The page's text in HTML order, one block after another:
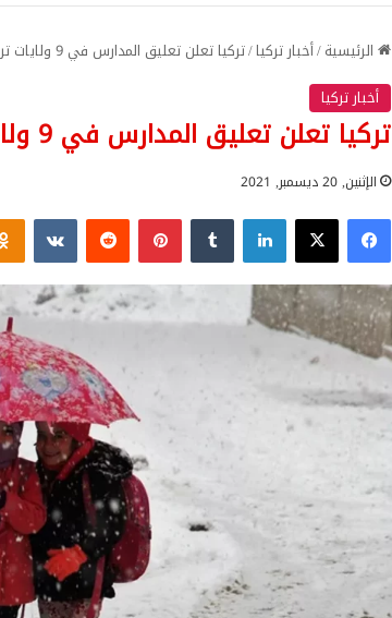
الرئيسية/أخبار تركيا/تركيا تعلن تعليق المدارس في 9 ولايات تركية
أخبار تركيا
تركيا تعلن تعليق المدارس في 9 ولايات تركية
الإثنين, 20 ديسمبر, 2021
فيسبوك‫X لينكدإن بينتيريست